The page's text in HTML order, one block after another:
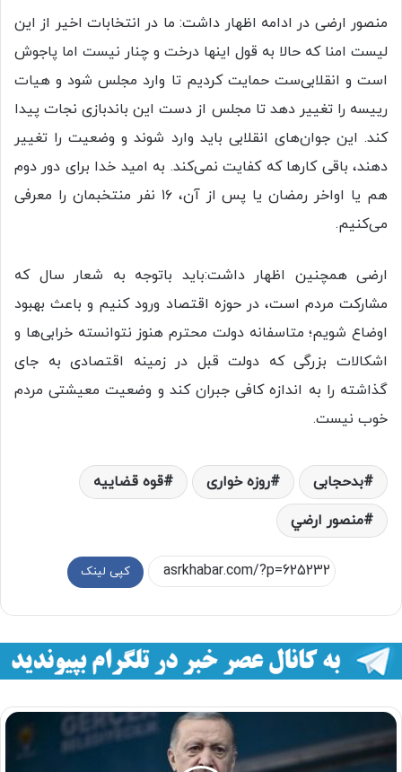
منصور ارضی در ادامه اظهار داشت: ما در انتخابات اخیر از این
لیست امنا که حالا به قول اینها درخت و چنار نیست اما پاجوش
است و انقلابی‌ست حمایت کردیم تا وارد مجلس شود و هیات
رییسه را تغییر دهد تا مجلس از دست این باندبازی نجات پیدا
کند. این جوان‌های انقلابی باید وارد شوند و وضعیت را تغییر
دهند، باقی کارها که کفایت نمی‌کند. به امید خدا برای دور دوم
هم یا اواخر رمضان یا پس از آن، ۱۶ نفر منتخبمان را معرفی
می‌کنیم.
ارضی همچنین اظهار داشت:باید باتوجه به شعار سال که
مشارکت مردم است، در حوزه اقتصاد ورود کنیم و باعث بهبود
اوضاع شویم؛ متاسفانه دولت محترم هنوز نتوانسته خرابی‌ها و
اشکالات بزرگی که دولت قبل در زمینه اقتصادی به جای
گذاشته را به اندازه کافی جبران کند و وضعیت معیشتی مردم
خوب نیست.
بدحجابی روزه خواری
قوه قضاییه
منصور ارضي
کپی لینک